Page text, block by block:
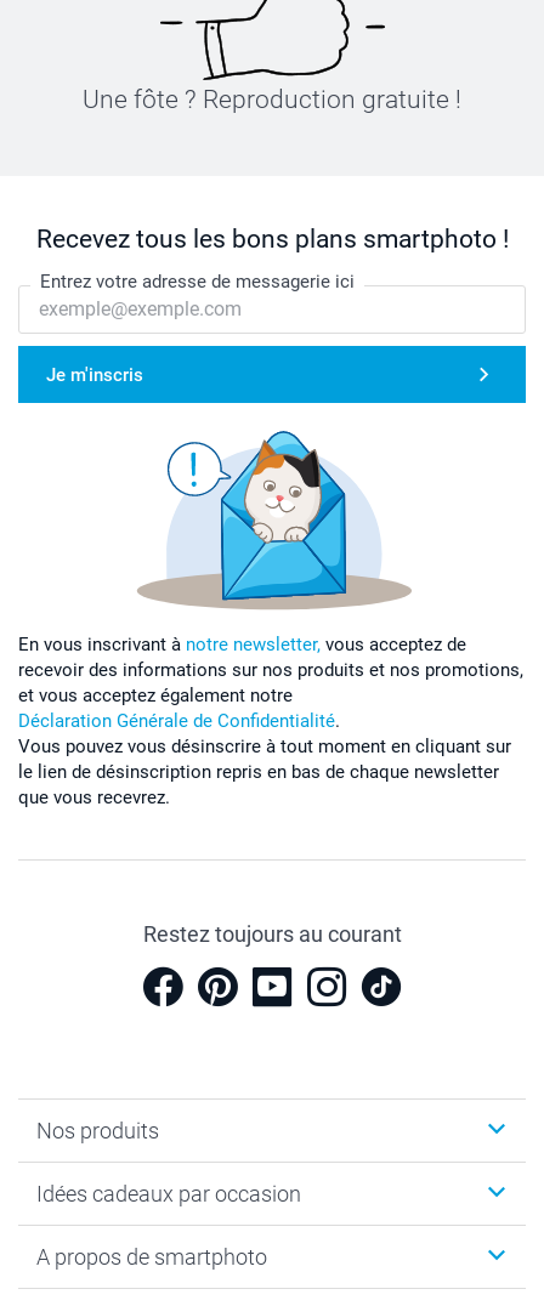
Une fôte ? Reproduction gratuite !
Recevez tous les bons plans smartphoto !
Entrez votre adresse de messagerie ici
Je m'inscris
En vous inscrivant à notre newsletter, vous acceptez de
recevoir des informations sur nos produits et nos promotions,
et vous acceptez également notre
Déclaration Générale de Confidentialité.
Vous pouvez vous désinscrire à tout moment en cliquant sur
le lien de désinscription repris en bas de chaque newsletter
que vous recevrez.
Restez toujours au courant
Nos produits
Calendrier photo & Agenda photo
Tirage photo & agrandissement
Idées cadeaux par occasion
Anniversaire
A propos de smartphoto